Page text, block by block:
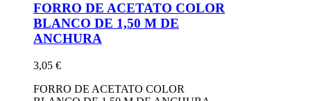
FORRO DE ACETATO COLOR
BLANCO DE 1,50 M DE
ANCHURA
3,05 €
FORRO DE ACETATO COLOR